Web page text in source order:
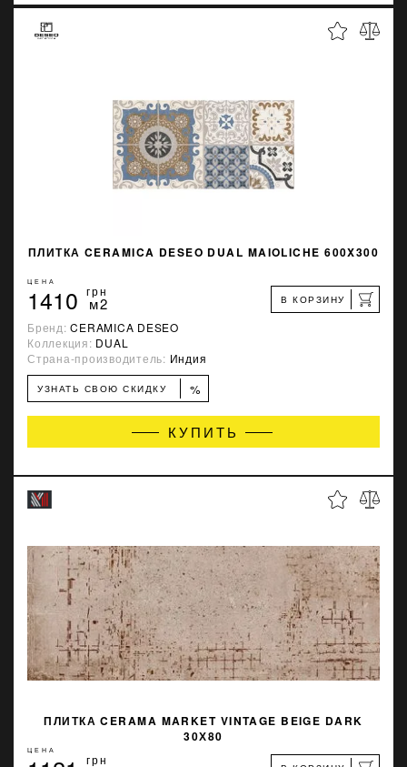
ПЛИТКА CERAMICA DESEO DUAL MAIOLICHE 600X300
ЦЕНА
1410 грн
м2 В КОРЗИНУ
Бренд:CERAMICA DESEO
Коллекция: DUAL
Страна-производитель: Индия
УЗНАТЬ СВОЮ СКИДКУ %
КУПИТЬ
ПЛИТКА CERAMA MARKET VINTAGE BEIGE DARK
30Х80
ЦЕНА
грн